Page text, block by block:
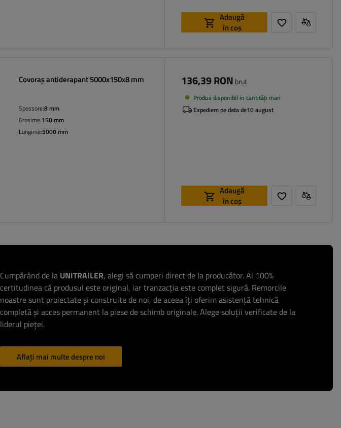
Adaugă
în coș
Covoraș antiderapant 5000x150x8 mm
Spessore:8 mm
Grosime:150 mm
Lungime:5000 mm
136,39 RON brut
Produs disponibil in cantități mari
Expediem pe data de10 august
Adaugă
în coș
Cumpărând de la UNITRAILER, alegi să cumperi direct de la producător. Ai 100%
certitudinea că produsul este original, iar tranzacția este complet sigură. Remorcile
noastre sunt proiectate și construite de noi, de aceea îți oferim asistență tehnică
completă și acces permanent la piese de schimb originale. Alege soluții verificate de la
liderul pieței.
Aflați mai multe despre noi